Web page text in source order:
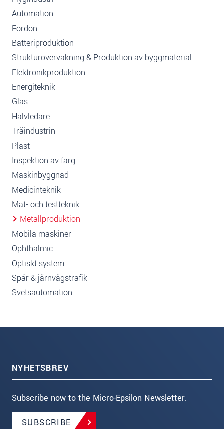
Automation
Fordon
Batteriproduktion
Strukturövervakning & Produktion av byggmaterial
Elektronikproduktion
Energiteknik
Glas
Halvledare
Träindustrin
Plast
Inspektion av färg
Maskinbyggnad
Medicinteknik
Mät- och testteknik
Metallproduktion
Mobila maskiner
Ophthalmic
Optiskt system
Spår & järnvägstrafik
Svetsautomation
NYHETSBREV
Subscribe now to the Micro-Epsilon Newsletter.
SUBSCRIBE